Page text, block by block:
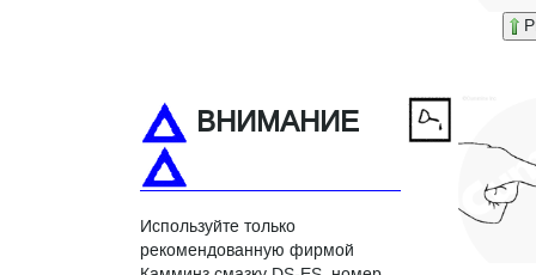
ВНИМАНИЕ
Используйте только
рекомендованную фирмой